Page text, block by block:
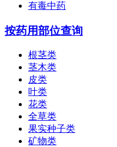
有毒中药
按药用部位查询
根茎类
茎木类
皮类
叶类
花类
全草类
果实种子类
矿物类